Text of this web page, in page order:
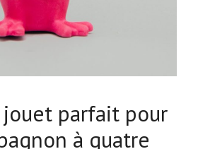
parfait pour
à quatre